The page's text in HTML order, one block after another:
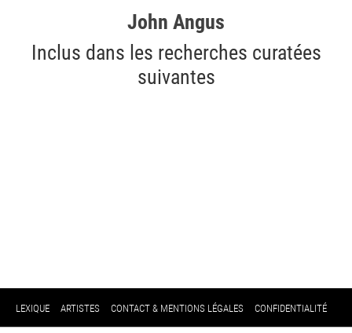
John Angus
Inclus dans les recherches curatées
suivantes
LEXIQUE ARTISTES CONTACT & MENTIONS LÉGALES CONFIDENTIALITÉ